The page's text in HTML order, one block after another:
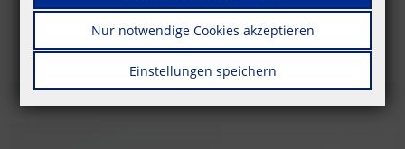
RJ45 Anschlusseinheiten zur Montage auf Tragschiene TH35
nach DIN EN 60715 in Elektroverteilern.
Nur notwendige Cookies akzeptieren
Einstellungen speichern